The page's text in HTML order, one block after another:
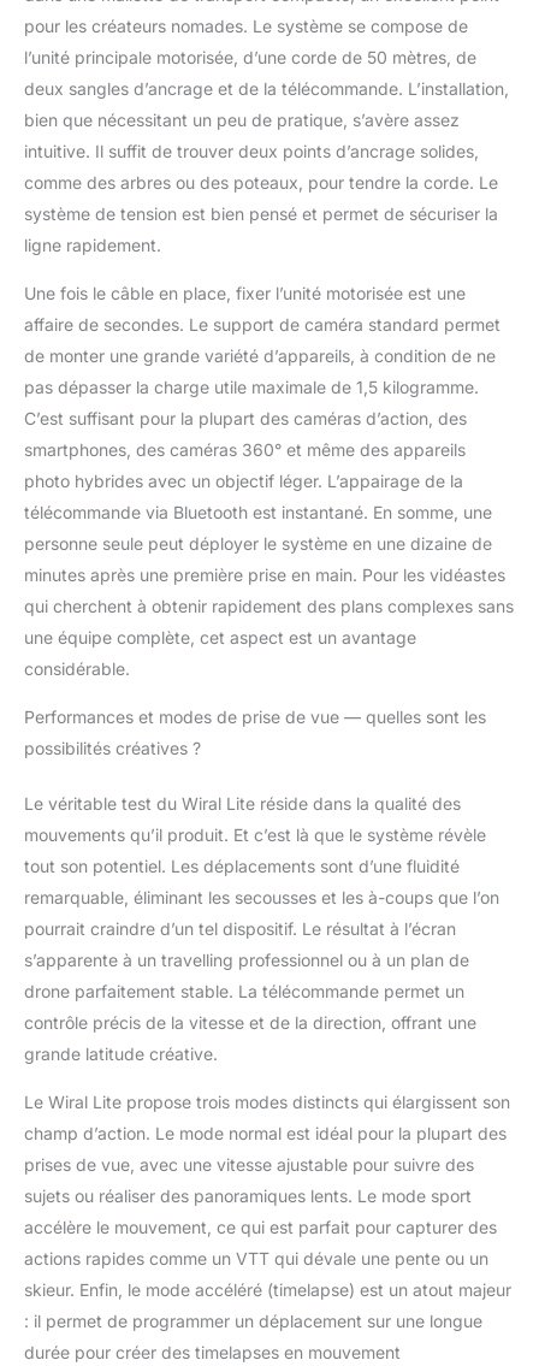
minutes. La corde ultra
statique UHMWPE
réduit le poids total et
la taille du système de
compromettre la
sécurité ou la
performance. ✔
Lite est compatible
avec tous les
d'action, caméras 360
et reflex numériques ou
appareils photo sans
miroir jusqu'à 1,5 kg.
avec GoPro Hero4
Argent/Noir et les
derniers modèles
GoPro Hero5 à Hero8
l'iPhone 6 à l'iPhone 11
Pro Max ainsi que la
que le support
MOM est vendu
Compatible avec les
dernières caméras 360
populaires de Insta360
ONE X, EVO, Rylo 5.7K
MODES DE VITESSE :
Wiral Lite a un mode
pour chaque occasion.
panorama
panoramique ou une
capture de l'action à
grande vitesse. Mode
normal : 0-1,2 m/s (2,9
mph) | Mode Timelapse
: 6,4-49,9 m/h | Mode
mph) ---
Caractéristiques de
sécurité intégrées :
pour les créateurs nomades. Le système se compose de
l’unité principale motorisée, d’une corde de 50 mètres, de
deux sangles d’ancrage et de la télécommande. L’installation,
bien que nécessitant un peu de pratique, s’avère assez
intuitive. Il suffit de trouver deux points d’ancrage solides,
comme des arbres ou des poteaux, pour tendre la corde. Le
système de tension est bien pensé et permet de sécuriser la
ligne rapidement.
Une fois le câble en place, fixer l’unité motorisée est une
affaire de secondes. Le support de caméra standard permet
de monter une grande variété d’appareils, à condition de ne
pas dépasser la charge utile maximale de 1,5 kilogramme.
C’est suffisant pour la plupart des caméras d’action, des
smartphones, des caméras 360° et même des appareils
photo hybrides avec un objectif léger. L’appairage de la
télécommande via Bluetooth est instantané. En somme, une
personne seule peut déployer le système en une dizaine de
minutes après une première prise en main. Pour les vidéastes
qui cherchent à obtenir rapidement des plans complexes sans
une équipe complète, cet aspect est un avantage
considérable.
Performances et modes de prise de vue — quelles sont les
possibilités créatives ?
Le véritable test du Wiral Lite réside dans la qualité des
mouvements qu’il produit. Et c’est là que le système révèle
tout son potentiel. Les déplacements sont d’une fluidité
remarquable, éliminant les secousses et les à-coups que l’on
pourrait craindre d’un tel dispositif. Le résultat à l’écran
s’apparente à un travelling professionnel ou à un plan de
drone parfaitement stable. La télécommande permet un
contrôle précis de la vitesse et de la direction, offrant une
grande latitude créative.
Le Wiral Lite propose trois modes distincts qui élargissent son
champ d’action. Le mode normal est idéal pour la plupart des
prises de vue, avec une vitesse ajustable pour suivre des
sujets ou réaliser des panoramiques lents. Le mode sport
accélère le mouvement, ce qui est parfait pour capturer des
actions rapides comme un VTT qui dévale une pente ou un
skieur. Enfin, le mode accéléré (timelapse) est un atout majeur
: il permet de programmer un déplacement sur une longue
durée pour créer des timelapses en mouvement